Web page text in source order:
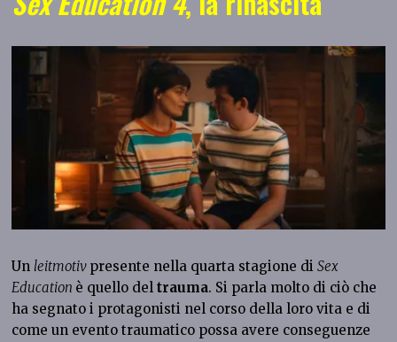
Un leitmotiv presente nella quarta stagione diSex
Education è quello deltrauma. Si parla molto di ciò che
ha segnato i protagonisti nel corso della loro vita e di
come un evento traumatico possa avere conseguenze